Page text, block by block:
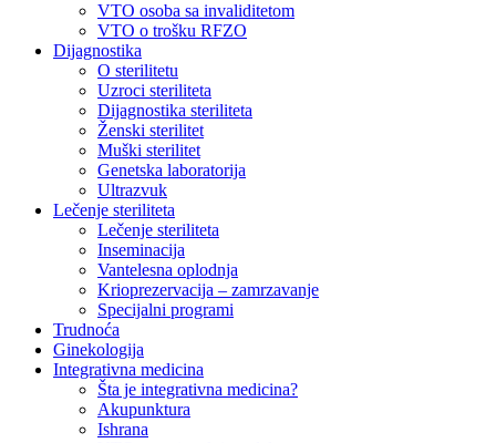
VTO osoba sa invaliditetom
VTO o trošku RFZO
Dijagnostika
O sterilitetu
Uzroci steriliteta
Dijagnostika steriliteta
Ženski sterilitet
Muški sterilitet
Genetska laboratorija
Ultrazvuk
Lečenje steriliteta
Lečenje steriliteta
Inseminacija
Vantelesna oplodnja
Krioprezervacija – zamrzavanje
Specijalni programi
Trudnoća
Ginekologija
Integrativna medicina
Šta je integrativna medicina?
Akupunktura
Ishrana